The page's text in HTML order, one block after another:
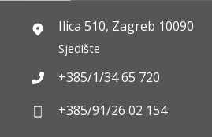
Ilica 510, Zagreb 10090
Sjedište
+385/1/34 65 720
+385/91/26 02 154